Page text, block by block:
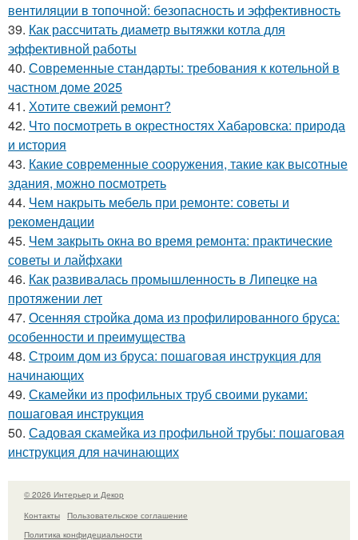
вентиляции в топочной: безопасность и эффективность
39. Как рассчитать диаметр вытяжки котла для
эффективной работы
40. Современные стандарты: требования к котельной в
частном доме 2025
41. Хотите свежий ремонт?
42. Что посмотреть в окрестностях Хабаровска: природа
и история
43. Какие современные сооружения, такие как высотные
здания, можно посмотреть
44. Чем накрыть мебель при ремонте: советы и
рекомендации
45. Чем закрыть окна во время ремонта: практические
советы и лайфхаки
46. Как развивалась промышленность в Липецке на
протяжении лет
47. Осенняя стройка дома из профилированного бруса:
особенности и преимущества
48. Строим дом из бруса: пошаговая инструкция для
начинающих
49. Скамейки из профильных труб своими руками:
пошаговая инструкция
50. Садовая скамейка из профильной трубы: пошаговая
инструкция для начинающих
© 2026 Интерьер и Декор
Контакты
Пользовательское соглашение
Политика конфидециальности